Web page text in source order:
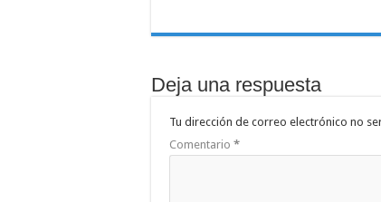
Deja una respuesta
Tu dirección de correo electrónico no
Comentario *